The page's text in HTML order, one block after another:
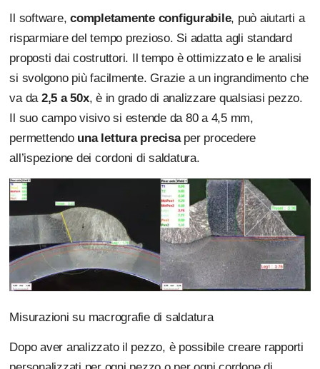
Il software,completamente configurabile, può aiutarti a
risparmiare del tempo prezioso. Si adatta agli standard
proposti dai costruttori. Il tempo è ottimizzato e le analisi
si svolgono più facilmente. Grazie a un ingrandimento che
va da 2,5 a 50x, è in grado di analizzare qualsiasi pezzo.
Il suo campo visivo si estende da 80 a 4,5 mm,
permettendo una lettura precisaper procedere
all’ispezione dei cordoni di saldatura.
Misurazioni su macrografie di saldatura
Dopo aver analizzato il pezzo, è possibile creare rapporti